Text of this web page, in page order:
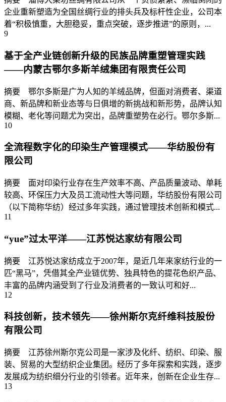
企业重新塑造为全国丝绸行业的排头兵及标杆性企业，公司本
着“积极慎重，大胆稳妥，重点突破，逐步推进”的原则，...
9
基于全产业链创新升级的民族品牌重塑管理实践
——内蒙古鄂尔多斯羊绒集团有限责任公司
摘要 鄂尔多斯是广为人知的羊绒品牌，但面对消费者、渠道
商、新品牌和新业态等与日俱增的新挑战和新形势，品牌认知
模糊、老化等问题尤为突出，品牌重塑势在必行。鄂尔多斯...
10
全流程数字化的印染生产管理模式——华纺股份有
限公司
摘要 面对印染行业存在生产效率不高、产品质量波动、单耗
较高、环保压力大及员工流动性大等问题，华纺股份有限公司
（以下简称华纺）经过多年实践，通过管理技术创新和模式...
11
“yue”过太平洋——江苏悦达家纺有限公司
摘要 江苏悦达家纺成立于2007年，是近几年来家纺行业的一
匹“黑马”，凭借其全产业链优势、独具特色的提花色织产品、
丰富的品牌内涵受到了行业及消费者的一致认可和好...
12
科技创新，技术领先——徐州斯尔克纤维科技股份
有限公司
摘要 江苏徐州斯尔克公司是一家涉及化纤、纺织、印染、服
装、贸易的大型纺织企业集团。经历了多年探索和实践，逐步
发展成为纺织细分行业的引领者。近年来，创新在企业生存...
13